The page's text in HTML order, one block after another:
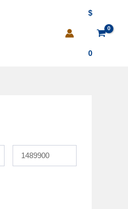
$
0